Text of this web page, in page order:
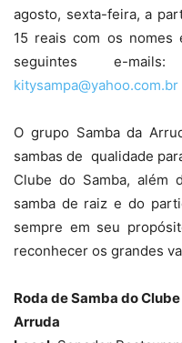
agosto, sexta-feira, a
15 reais com os nomes
seguintes e-
kitysampa@yahoo.com.br
O grupo Samba da
sambas de qualidade
Clube do Samba, além
samba de raiz e do
sempre em seu
reconhecer os grandes
Roda de Samba do
Arruda